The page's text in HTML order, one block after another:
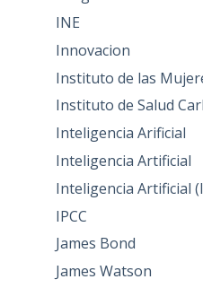
INE
Innovacion
Instituto de las
Instituto de Salud
Inteligencia Arificial
Inteligencia Artificial
Inteligencia Artificial
IPCC
James Bond
James Watson